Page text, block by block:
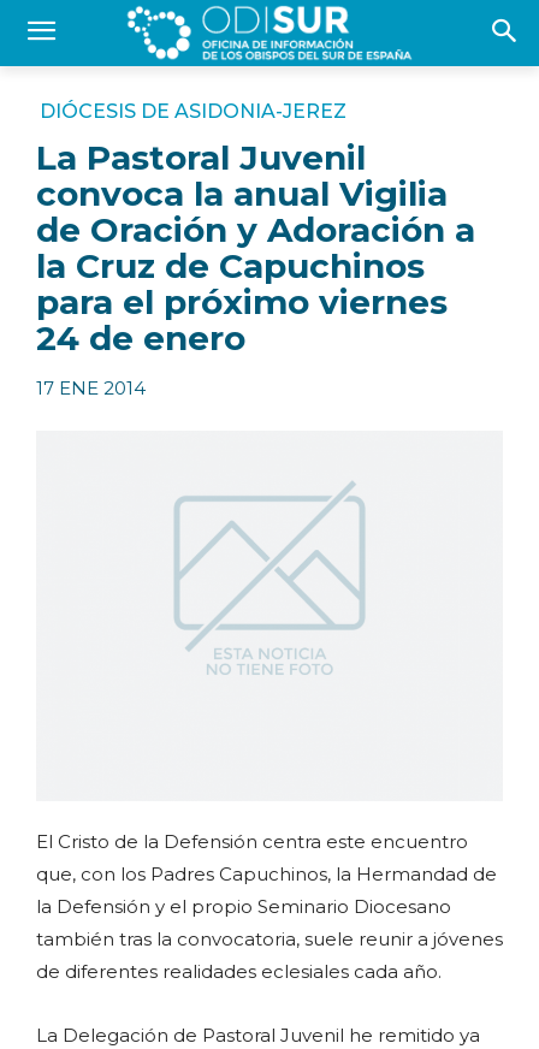
DIÓCESIS DE ASIDONIA-JEREZ
La Pastoral Juvenil
convoca la anual Vigilia
de Oración y Adoración a
la Cruz de Capuchinos
para el próximo viernes
24 de enero
17 ENE 2014
El Cristo de la Defensión centra este encuentro
que, con los Padres Capuchinos, la Hermandad de
la Defensión y el propio Seminario Diocesano
también tras la convocatoria, suele reunir a jóvenes
de diferentes realidades eclesiales cada año.
La Delegación de Pastoral Juvenil he remitido ya